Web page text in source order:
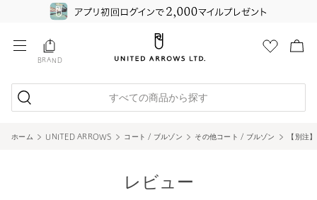
BRAND
すべての商品から探す
ホーム UNITED ARROWS コート / ブルゾン その他コート / ブルゾン 【別注
レビュー